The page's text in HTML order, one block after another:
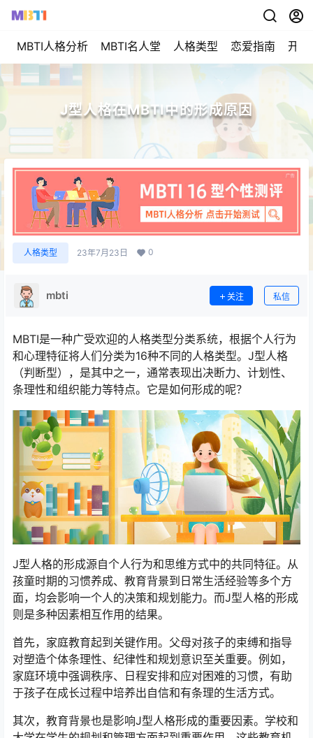
MBTI人格分析 MBTI名人堂 人格类型 恋爱指南 开始
J型人格在MBTI中的形成原因
人格类型 23年7月23日 0
mbti 关注 私信
MBTI是一种广受欢迎的人格类型分类系统，根据个人行为
和心理特征将人们分类为16种不同的人格类型。J型人格
（判断型），是其中之一，通常表现出决断力、计划性、
条理性和组织能力等特点。它是如何形成的呢？
J型人格的形成源自个人行为和思维方式中的共同特征。从
孩童时期的习惯养成、教育背景到日常生活经验等多个方
面，均会影响一个人的决策和规划能力。而J型人格的形成
则是多种因素相互作用的结果。
首先，家庭教育起到关键作用。父母对孩子的束缚和指导
对塑造个体条理性、纪律性和规划意识至关重要。例如，
家庭环境中强调秩序、日程安排和应对困难的习惯，有助
于孩子在成长过程中培养出自信和有条理的生活方式。
其次，教育背景也是影响J型人格形成的重要因素。学校和